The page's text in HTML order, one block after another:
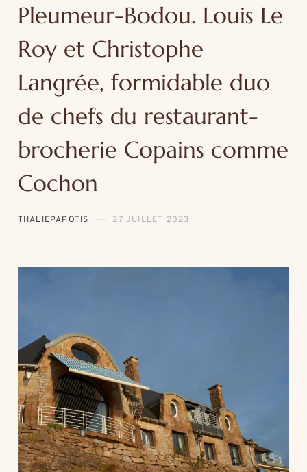
Pleumeur-Bodou. Louis Le
Roy et Christophe
Langrée, formidable duo
de chefs du restaurant-
brocherie Copains comme
Cochon
THALIEPAPOTIS 27 JUILLET 2023